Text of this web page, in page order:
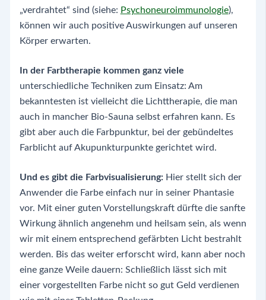
„verdrahtet“ sind (siehe: Psychoneuroimmunologie),
können wir auch positive Auswirkungen auf unseren
Körper erwarten.
In der Farbtherapie kommen ganz viele
unterschiedliche Techniken zum Einsatz: Am
bekanntesten ist vielleicht die Lichttherapie, die man
auch in mancher Bio-Sauna selbst erfahren kann. Es
gibt aber auch die Farbpunktur, bei der gebündeltes
Farblicht auf Akupunkturpunkte gerichtet wird.
Und es gibt die Farbvisualisierung:Hier stellt sich der
Anwender die Farbe einfach nur in seiner Phantasie
vor. Mit einer guten Vorstellungskraft dürfte die sanfte
Wirkung ähnlich angenehm und heilsam sein, als wenn
wir mit einem entsprechend gefärbten Licht bestrahlt
werden. Bis das weiter erforscht wird, kann aber noch
eine ganze Weile dauern: Schließlich lässt sich mit
einer vorgestellten Farbe nicht so gut Geld verdienen